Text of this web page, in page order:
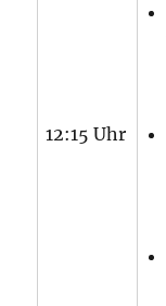
12:15 Uhr